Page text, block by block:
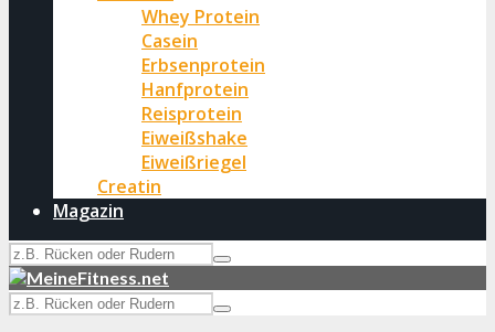
Whey Protein
Casein
Erbsenprotein
Hanfprotein
Reisprotein
Eiweißshake
Eiweißriegel
Creatin
Magazin